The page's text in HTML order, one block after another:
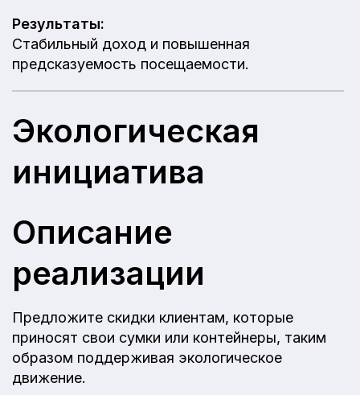
Результаты:
Стабильный доход и повышенная
предсказуемость посещаемости.
Экологическая
инициатива
Описание
реализации
Предложите скидки клиентам, которые
приносят свои сумки или контейнеры, таким
образом поддерживая экологическое
движение.